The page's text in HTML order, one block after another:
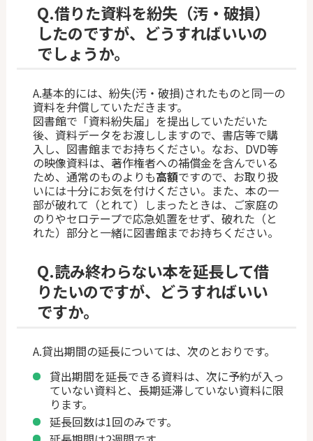
Q.借りた資料を紛失（汚・破損）
したのですが、どうすればいいの
でしょうか。
A.基本的には、紛失(汚・破損)されたものと同一の
資料を弁償していただきます。
図書館で「資料紛失届」を提出していただいた
後、資料データをお渡ししますので、書店等で購
入し、図書館までお持ちください。なお、DVD等
の映像資料は、著作権者への補償金を含んでいる
ため、通常のものよりも高額ですので、お取り扱
いには十分にお気を付けください。また、本の一
部が破れて（とれて）しまったときは、ご家庭の
のりやセロテープで応急処置をせず、破れた（と
れた）部分と一緒に図書館までお持ちください。
Q.読み終わらない本を延長して借
りたいのですが、どうすればいい
ですか。
A.貸出期間の延長については、次のとおりです。
貸出期間を延長できる資料は、次に予約が入っ
ていない資料と、長期延滞していない資料に限
ります。
延長回数は1回のみです。